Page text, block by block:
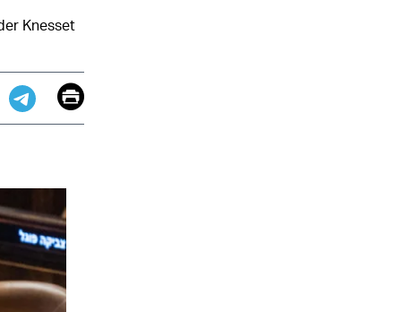
Knesset
Telegram
EmailPrint